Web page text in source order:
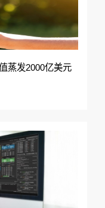
QQ群
蒸发2000亿美元